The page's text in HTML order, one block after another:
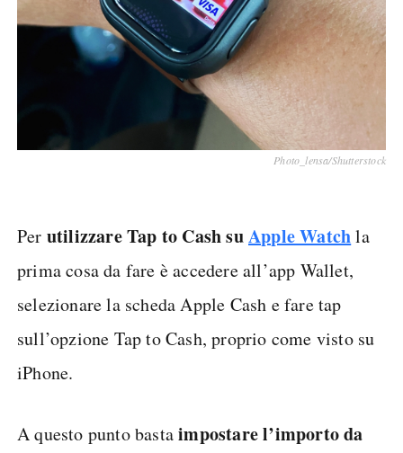
Photo_lensa/Shutterstock
Per utilizzare Tap to Cash suApple Watchla
prima cosa da fare è accedere all’app Wallet,
selezionare la scheda Apple Cash e fare tap
sull’opzione Tap to Cash, proprio come visto su
iPhone.
A questo punto bastaimpostare l’importo da